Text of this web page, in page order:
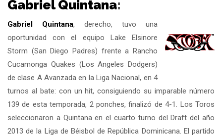
Gabriel Quintana:
Gabriel Quintana, derecho, tuvo una
oportunidad con el equipo Lake Elsinore
Storm (San Diego Padres) frente a Rancho
Cucamonga Quakes (Los Angeles Dodgers)
de clase A Avanzada en la Liga Nacional, en 4
turnos al bate: con un hit, consiguiendo su imparable número
139 de esta temporada, 2 ponches, finalizó de 4-1. Los Toros
seleccionaron a Quintana en el cuarto turno del Draft del año
2013 de la Liga de Béisbol de República Dominicana. El partido